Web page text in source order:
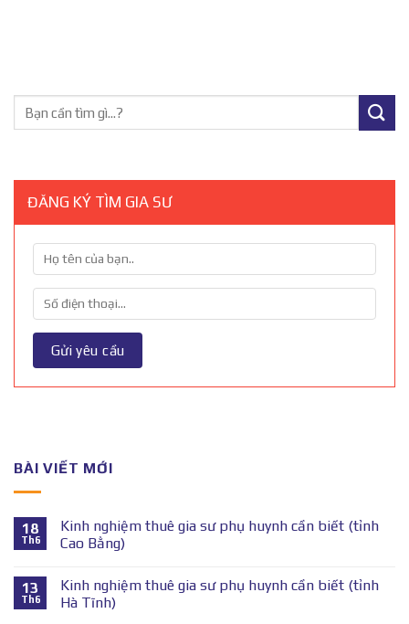
ĐĂNG KÝ TÌM GIA SƯ
BÀI VIẾT MỚI
18
Th6
Kinh nghiệm thuê gia sư phụ huynh cần biết (tỉnh
Cao Bằng)
13
Th6
Kinh nghiệm thuê gia sư phụ huynh cần biết (tỉnh
Hà Tĩnh)